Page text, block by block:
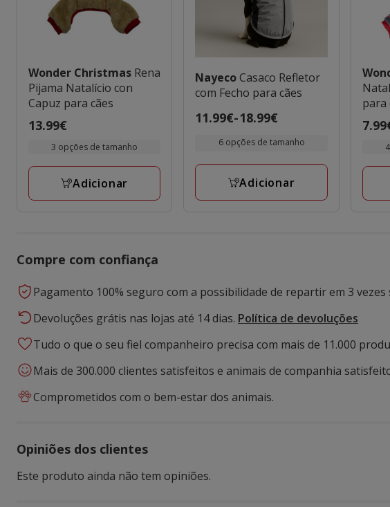
Wonder Christmas Rena
Pijama Natalício con
Capuz para cães
Preço
13.99€
13.99€
3 opções de tamanho
Adicionar
NayecoCasaco Refletor
com Fecho para cães
Preço
11.99€
a
18.99€
11.99€-18.99€
6 opções de tamanho
Adicionar
para
a
Compre com confiança
Pagamento 100% seguro com a possibilidade de repartir em 3 vezes
Devoluções grátis nas lojas até 14 dias. Política de devoluções
Tudo o que o seu fiel companheiro precisa com mais de 11.000
Mais de 300.000 clientes satisfeitos e animais de companhia
Comprometidos com o bem-estar dos animais.
Opiniões dos clientes
Este produto ainda não tem opiniões.